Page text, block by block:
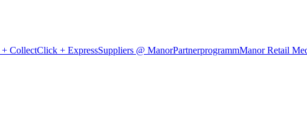
CollectClick + ExpressSuppliers @ ManorPartnerprogrammManor Retail